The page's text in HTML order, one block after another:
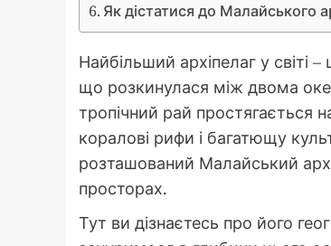
Як дістатися до Малайського
Найбільший архіпелаг у світі
що розкинулася між двома
тропічний рай простягається
коралові рифи і багатющу
розташований Малайський
просторах.
Тут ви дізнаєтесь про його